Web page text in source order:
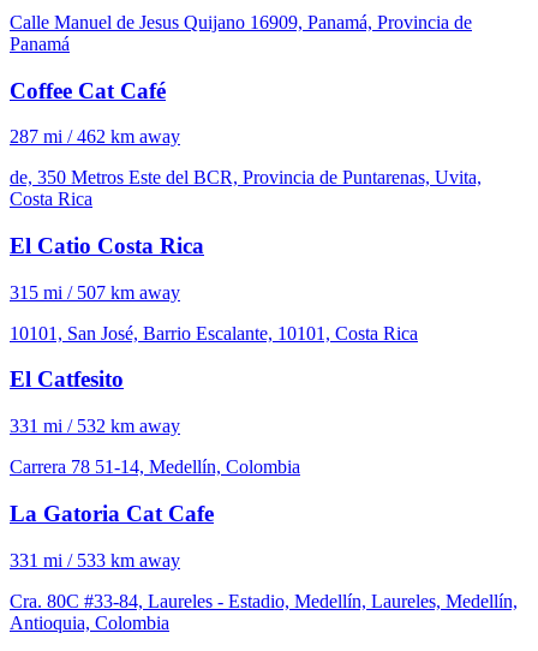
Calle Manuel de Jesus Quijano 16909, Panamá, Provincia de
Panamá
Coffee Cat Café
287 mi / 462 km away
de, 350 Metros Este del BCR, Provincia de Puntarenas, Uvita,
Costa Rica
El Catio Costa Rica
315 mi / 507 km away
10101, San José, Barrio Escalante, 10101, Costa Rica
El Catfesito
331 mi / 532 km away
Carrera 78 51-14, Medellín, Colombia
La Gatoria Cat Cafe
331 mi / 533 km away
Cra. 80C #33-84, Laureles - Estadio, Medellín, Laureles, Medellín,
Antioquia, Colombia